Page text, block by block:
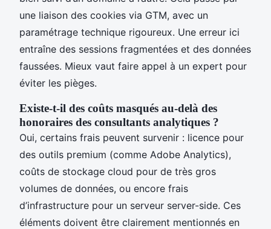
une liaison des cookies via GTM, avec un
paramétrage technique rigoureux. Une erreur ici
entraîne des sessions fragmentées et des données
faussées. Mieux vaut faire appel à un expert pour
éviter les pièges.
Existe-t-il des coûts masqués au-delà des
honoraires des consultants analytiques ?
Oui, certains frais peuvent survenir : licence pour
des outils premium (comme Adobe Analytics),
coûts de stockage cloud pour de très gros
volumes de données, ou encore frais
d’infrastructure pour un serveur server-side. Ces
éléments doivent être clairement mentionnés en